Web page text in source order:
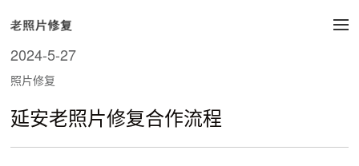
2024-5-27
照片修复
延安老照片修复合作流程